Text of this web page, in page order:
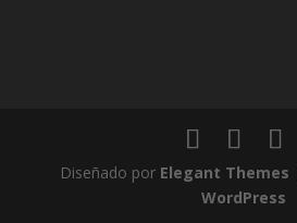
Diseñado por Elegant Themes
WordPress